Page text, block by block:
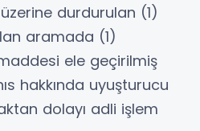
durdurulan (1)
aramada (1)
ele geçirilmiş
hakkında uyuşturucu
dolayı adli işlem